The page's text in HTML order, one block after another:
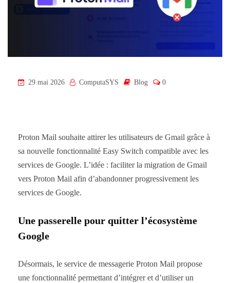
29 mai 2026 ComputaSYS Blog 0
Proton Mail souhaite attirer les utilisateurs de Gmail grâce à
sa nouvelle fonctionnalité Easy Switch compatible avec les
services de Google. L’idée : faciliter la migration de Gmail
vers Proton Mail afin d’abandonner progressivement les
services de Google.
Une passerelle pour quitter l’écosystème
Google
Désormais, le service de messagerie Proton Mail propose
une fonctionnalité permettant d’intégrer et d’utiliser un